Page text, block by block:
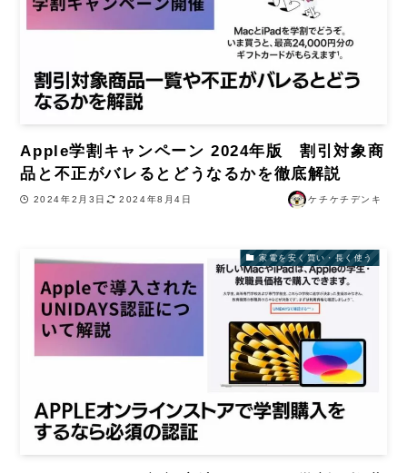
Apple学割キャンペーン 2024年版 割引対象商
品と不正がバレるとどうなるかを徹底解説
2024年2月3日 2024年8月4日 ケチケチデンキ
家電を安く買い・長く使う